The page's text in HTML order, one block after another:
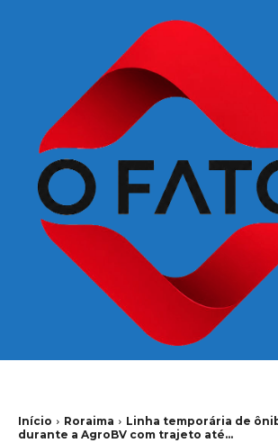
Início Roraima
Linha temporária de
durante a AgroBV com trajeto até...